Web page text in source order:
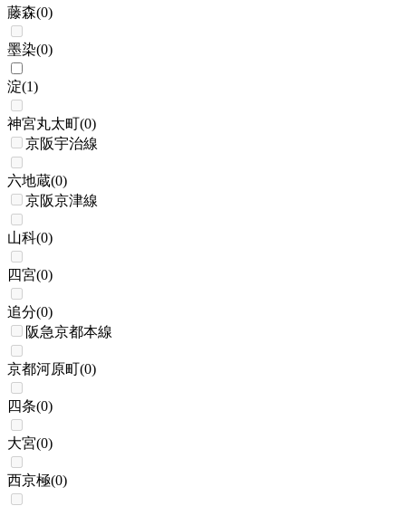
藤森(0)
墨染(0)
淀(1)
神宮丸太町(0)
京阪宇治線
六地蔵(0)
京阪京津線
山科(0)
四宮(0)
追分(0)
阪急京都本線
京都河原町(0)
四条(0)
大宮(0)
西京極(0)